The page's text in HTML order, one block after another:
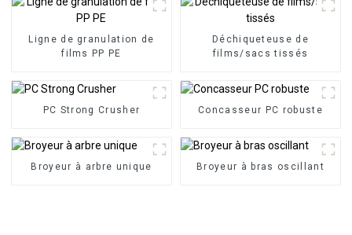
Ligne de granulation de
films PP PE
Déchiqueteuse de
films/sacs tissés
PC Strong Crusher Concasseur PC robuste
Broyeur à arbre unique Broyeur à bras oscillant